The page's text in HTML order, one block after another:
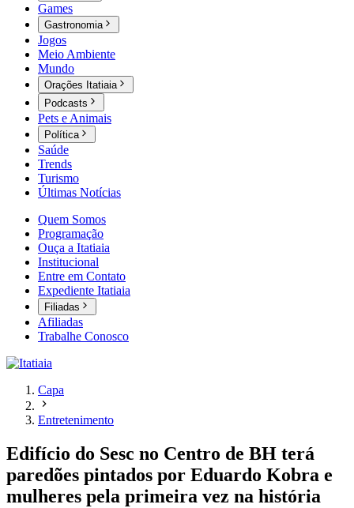
Games
Gastronomia
Jogos
Meio Ambiente
Mundo
Orações Itatiaia
Podcasts
Pets e Animais
Política
Saúde
Trends
Turismo
Últimas Notícias
Quem Somos
Programação
Ouça a Itatiaia
Institucional
Entre em Contato
Expediente Itatiaia
Filiadas
Afiliadas
Trabalhe Conosco
Capa
Entretenimento
Edifício do Sesc no Centro de BH terá
paredões pintados por Eduardo Kobra e
mulheres pela primeira vez na história